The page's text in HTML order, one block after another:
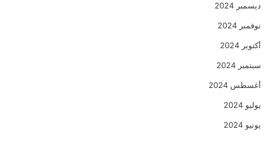
ديسمبر 2024
نوفمبر 2024
أكتوبر 2024
سبتمبر 2024
أغسطس 2024
يوليو 2024
يونيو 2024